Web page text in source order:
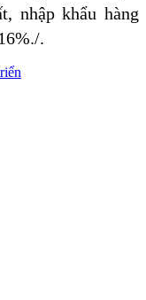
nhập khẩu hàng
.